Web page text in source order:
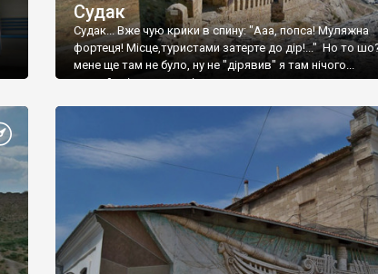
Судак
Судак... Вже чую крики в спину: "Ааа, попса! Муляжна
фортеця! Місце,туристами затерте до дір!..." Но то
мене ще там не було, ну не "дірявив" я там нічого...
принаймні до цього літа.